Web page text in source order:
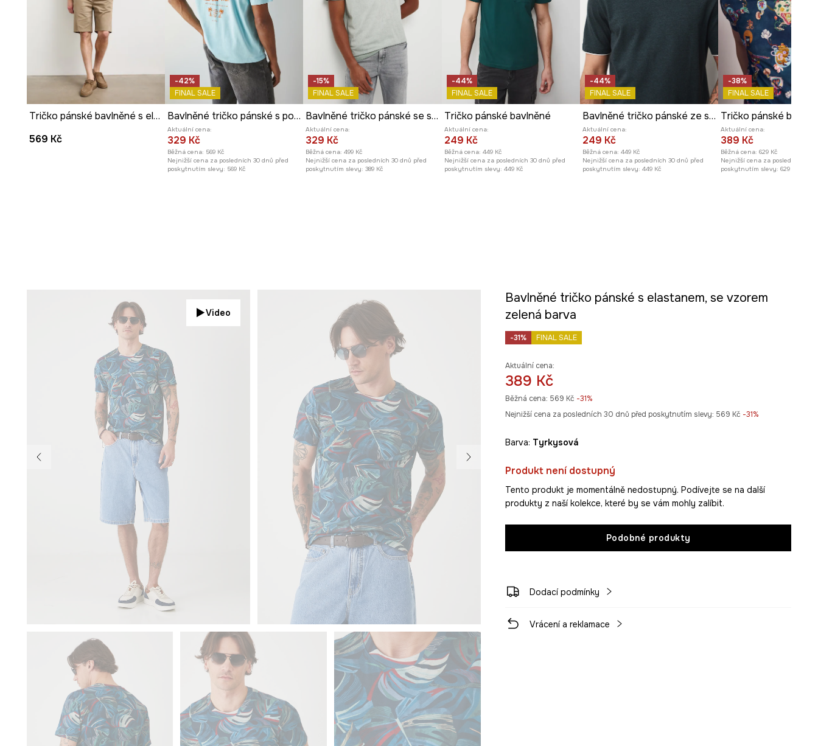
Tričko pánské bavlněné s elastanem se zvířecím vzorem
569 Kč
-42%
FINAL SALE
Bavlněné tričko pánské s potiskem
Aktuální cena:
329 Kč
Běžná cena: 569 Kč
Nejnižší cena za posledních 30 dnů před
poskytnutím slevy: 569 Kč
-15%
FINAL SALE
Bavlněné tričko pánské se sepraným efektem
Aktuální cena:
329 Kč
Běžná cena: 499 Kč
Nejnižší cena za posledních 30 dnů před
poskytnutím slevy: 389 Kč
-44%
FINAL SALE
Tričko pánské bavlněné
Aktuální cena:
249 Kč
Běžná cena: 449 Kč
Nejnižší cena za posledních 30 dnů před
poskytnutím slevy: 449 Kč
-44%
FINAL SALE
Bavlněné tričko pánské ze strukturovaného úpletu s elastanem
Aktuální cena:
249 Kč
Běžná cena: 449 Kč
Nejnižší cena za posledních 30 dnů před
poskytnutím slevy: 449 Kč
-38%
FINAL SALE
Aktuální cena:
389 Kč
Běžná cena: 629 Kč
Nejnižší cena za posledních 30
poskytnutím slevy: 629 Kč
Video
Bavlněné tričko pánské s elastanem, se vzorem
zelená barva
-31% FINAL SALE
Aktuální cena:
389 Kč
Běžná cena: 569 Kč -31%
Nejnižší cena za posledních 30 dnů před poskytnutím slevy: 569 Kč -31%
Barva: tyrkysová
Produkt není dostupný
Tento produkt je momentálně nedostupný. Podívejte se na další
produkty z naší kolekce, které by se vám mohly zalíbit.
Podobné produkty
Dodací podmínky
Vrácení a reklamace